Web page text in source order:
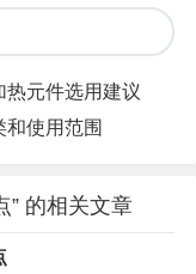
热元件选用建议
使用范围
” 的相关文章